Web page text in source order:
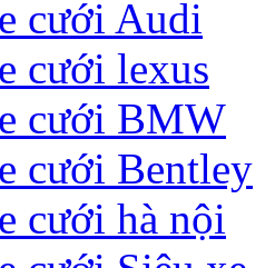
cưới Audi
cưới lexus
cưới BMW
cưới Bentley
cưới hà nội